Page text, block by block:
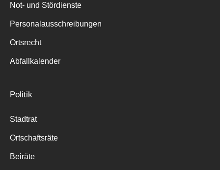
Not- und Stördienste
Personalausschreibungen
Ortsrecht
Abfallkalender
Politik
Stadtrat
Ortschaftsräte
Beiräte